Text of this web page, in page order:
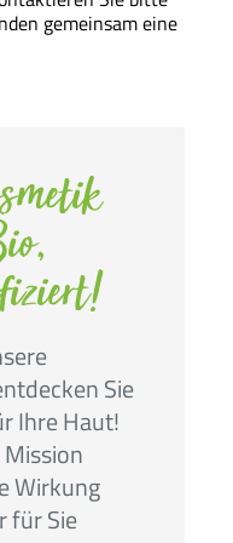
gemeinsam eine
Sie
Ihre Haut!
Wirkung
für Sie